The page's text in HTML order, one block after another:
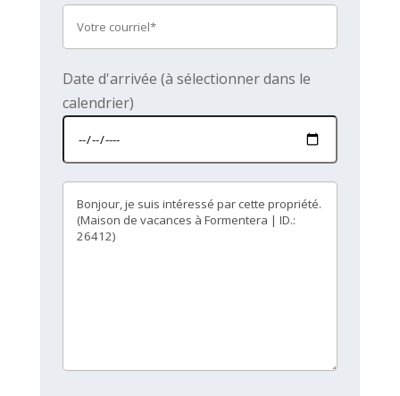
Date d'arrivée (à sélectionner dans le
calendrier)